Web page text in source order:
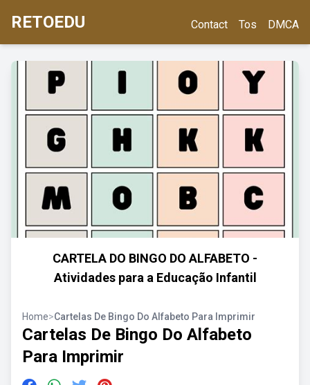
RETOEDU Contact Tos DMCA
CARTELA DO BINGO DO ALFABETO -
Atividades para a Educação Infantil
Home>Cartelas De Bingo Do Alfabeto Para Imprimir
Cartelas De Bingo Do Alfabeto
Para Imprimir